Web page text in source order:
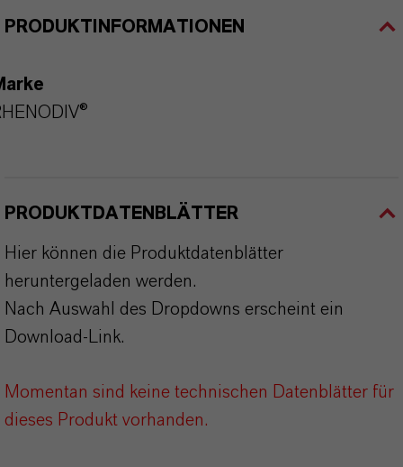
PRODUKTINFORMATIONEN
PRODUKTDATENBLÄTTER
Hier können die Produktdatenblätter
heruntergeladen werden.
Nach Auswahl des Dropdowns erscheint ein
Download-Link.
Momentan sind keine technischen Datenblätter für
dieses Produkt vorhanden.